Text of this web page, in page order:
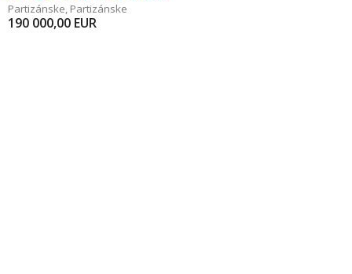
Partizánske, Partizánske
190 000,00 EUR